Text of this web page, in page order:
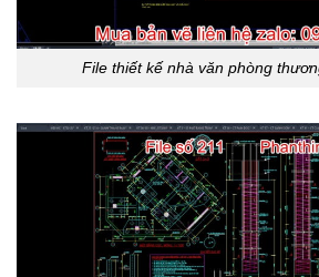
File thiết kế nhà văn phòng